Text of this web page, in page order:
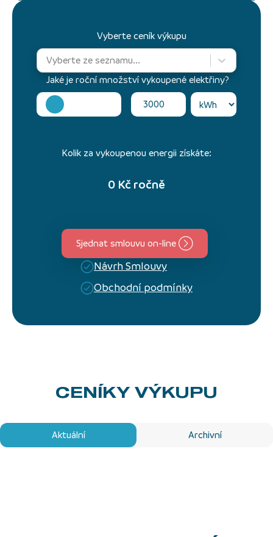
Vyberte ceník výkupu
Vyberte ze seznamu...
Jaké je roční množství vykoupené elektřiny?
Kolik za vykoupenou energii získáte:
0 Kč ročně
Sjednat smlouvu on-line
Návrh Smlouvy
Obchodní podmínky
CENÍKY VÝKUPU
Aktuální Archivní